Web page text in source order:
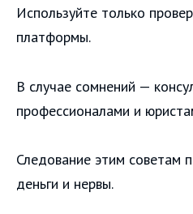
Используйте только
платформы.
В случае сомнений —
профессионалами и
Следование этим советам
деньги и нервы.